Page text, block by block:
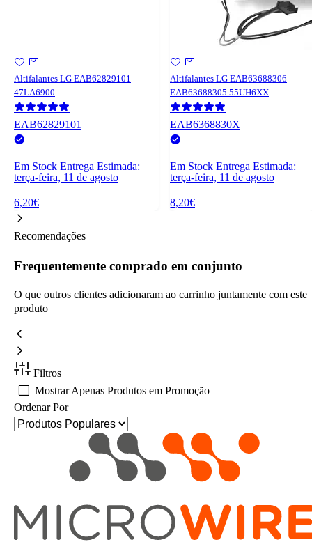
Altifalantes LG EAB62829101
47LA6900
EAB62829101
Em Stock Entrega Estimada:
terça-feira, 11 de agosto
6,20€
Altifalantes LG EAB63688306
EAB63688305 55UH6XX
EAB6368830X
Em Stock Entrega Estimada:
terça-feira, 11 de agosto
8,20€
Recomendações
Frequentemente comprado em conjunto
O que outros clientes adicionaram ao carrinho juntamente com este
produto
Filtros
Mostrar Apenas Produtos em Promoção
Ordenar Por